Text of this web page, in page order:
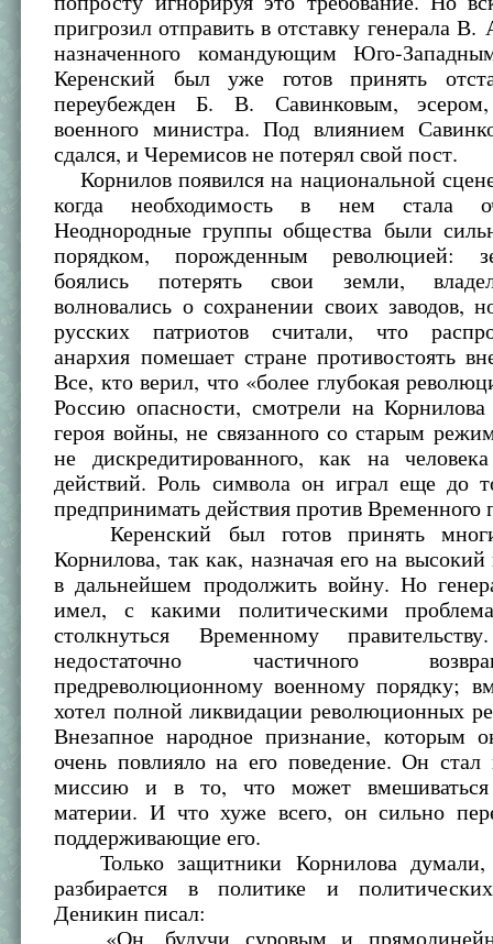
пригрозил отправить в отставку генерала
назначенного командующим Юго-
Керенский был уже готов принять
переубежден Б. В. Савинковым,
военного министра. Под влиянием
сдался, и Черемисов не потерял свой пост.
Корнилов появился на национальной
когда необходимость в нем стала
Неоднородные группы общества были
порядком, порожденным революцией:
боялись потерять свои земли,
волновались о сохранении своих заводов,
русских патриотов считали, что
анархия помешает стране противостоять
Все, кто верил, что «более глубокая
Россию опасности, смотрели на
героя войны, не связанного со старым
не дискредитированного, как на
действий. Роль символа он играл еще до
предпринимать действия против Временного
Керенский был готов принять
Корнилова, так как, назначая его на высокий
в дальнейшем продолжить войну. Но
имел, с какими политическими
столкнуться Временному
недостаточно частичного
предреволюционному военному порядку;
хотел полной ликвидации революционных
Внезапное народное признание, которым
очень повлияло на его поведение. Он
миссию и в то, что может
материи. И что хуже всего, он сильно
поддерживающие его.
Только защитники Корнилова думали,
разбирается в политике и
Деникин писал:
«Он, будучи суровым и